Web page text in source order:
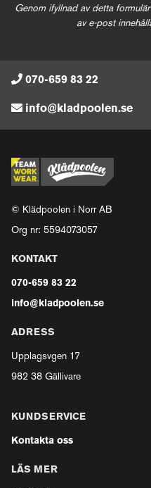
Genom ifyllnad av detta
av e-post
070-659 83 22
info@kladpoolen.se
© Klädpoolen i Norr AB
Org nr: 5594073057
KONTAKT
070-659 83 22
info@kladpoolen.se
ADRESS
Upplagsvgen 17
982 38 Gällivare
KUNDSERVICE
Kontakta oss
LÄS MER